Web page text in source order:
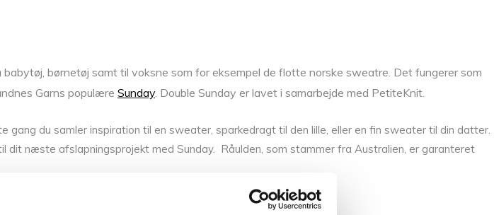
børnetøj samt til voksne som for eksempel de flotte norske sweatre. Det fungerer som
Garns populære Sunday. Double Sunday er lavet i samarbejde med PetiteKnit.
gang du samler inspiration til en sweater, sparkedragt til den lille, eller en fin sweater til din datter.
dit næste afslapningsprojekt med Sunday. Råulden, som stammer fra Australien, er garanteret